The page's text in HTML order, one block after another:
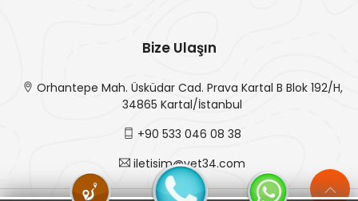
Bize Ulaşın
Orhantepe Mah. Üsküdar Cad. Prava Kartal B Blok 192/H,
34865 Kartal/İstanbul
+90 533 046 08 38
iletisim@vet34.com